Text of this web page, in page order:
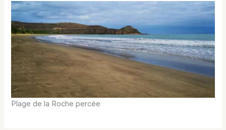
Plage de la Roche percée